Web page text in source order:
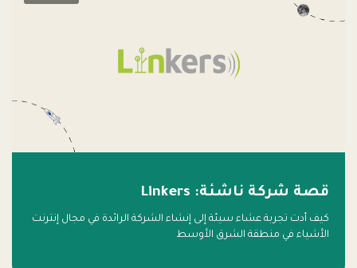
قصة شركة ناشئة: Linkers
كيف أدت تجربة عشاء سيئة إلى إنشاء الشركة الرائدة في مجال إنترنت
الأشياء في منطقة الشرق الأوسط